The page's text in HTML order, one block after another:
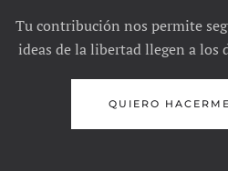
Tu contribución nos permite
ideas de la libertad llegen a los
QUIERO